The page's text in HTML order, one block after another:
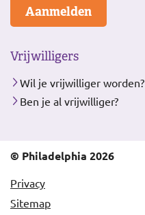
Aanmelden
Vrijwilligers
Wil je vrijwilliger worden?
Ben je al vrijwilliger?
© Philadelphia 2026
Privacy
Sitemap